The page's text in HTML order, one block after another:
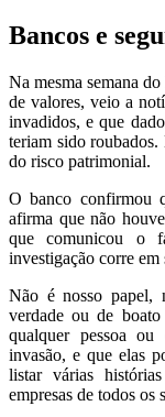
Bancos e
Na mesma semana
de valores, veio a
invadidos, e que
teriam sido
do risco patrimonial.
O banco confirmou
afirma que não
que comunicou o
investigação corre em
Não é nosso papel,
verdade ou de
qualquer pessoa ou
invasão, e que elas
listar várias
empresas de todos os